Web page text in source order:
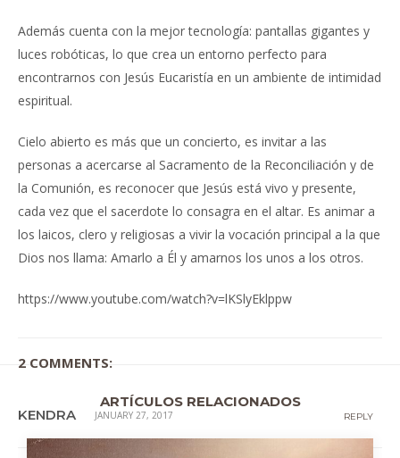
Además cuenta con la mejor tecnología: pantallas gigantes y
luces robóticas, lo que crea un entorno perfecto para
encontrarnos con Jesús Eucaristía en un ambiente de intimidad
espiritual.
Cielo abierto es más que un concierto, es invitar a las
personas a acercarse al Sacramento de la Reconciliación y de
la Comunión, es reconocer que Jesús está vivo y presente,
cada vez que el sacerdote lo consagra en el altar. Es animar a
los laicos, clero y religiosas a vivir la vocación principal a la que
Dios nos llama: Amarlo a Él y amarnos los unos a los otros.
https://www.youtube.com/watch?v=lKSlyEklppw
2 COMMENTS:
KENDRA JANUARY 27, 2017 REPLY
ARTÍCULOS RELACIONADOS